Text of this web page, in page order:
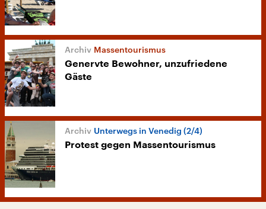
Massentourismus
Genervte Bewohner, unzufriedene
Gäste
Unterwegs in Venedig (2/4)
Protest gegen Massentourismus